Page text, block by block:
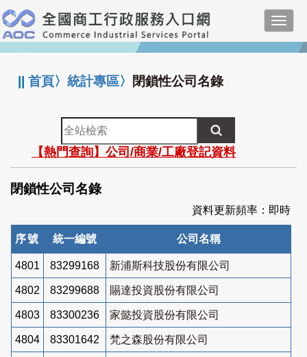
跳
到
主
要
:::
||首頁〉統計專區〉 閉鎖性公司名錄
全
站
檢
索
【熱門查詢】公司/商業/工廠登記資料
閉鎖性公司名錄
資料更新頻率：即時
序號 統一編號 公司名稱
4801 83299168 新浦斯科技股份有限公司
4802 83299688 賜達投資股份有限公司
4803 83300236 家懿投資股份有限公司
4804 83301642 梵之森股份有限公司